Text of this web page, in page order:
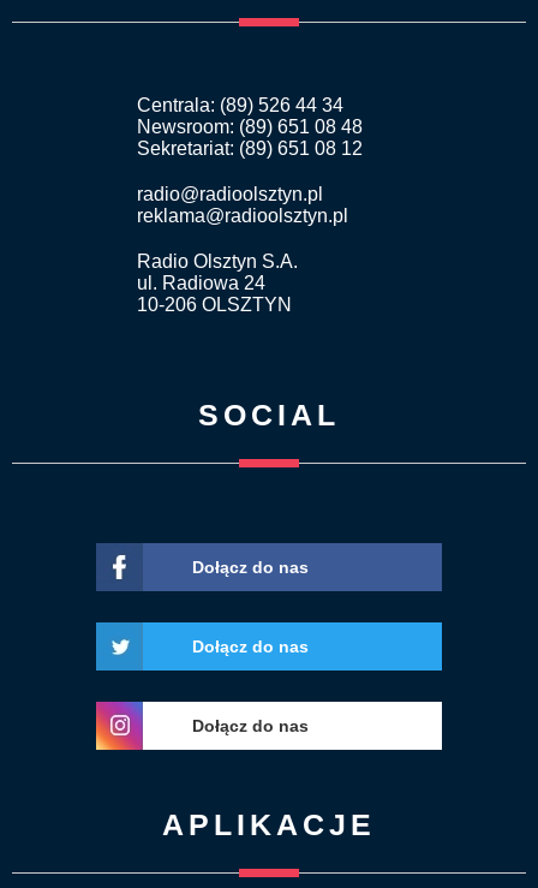
Centrala: (89) 526 44 34
Newsroom: (89) 651 08 48
Sekretariat: (89) 651 08 12
radio@radioolsztyn.pl
reklama@radioolsztyn.pl
Radio Olsztyn S.A.
ul. Radiowa 24
10-206 OLSZTYN
SOCIAL
Dołącz do nas
Dołącz do nas
Dołącz do nas
APLIKACJE